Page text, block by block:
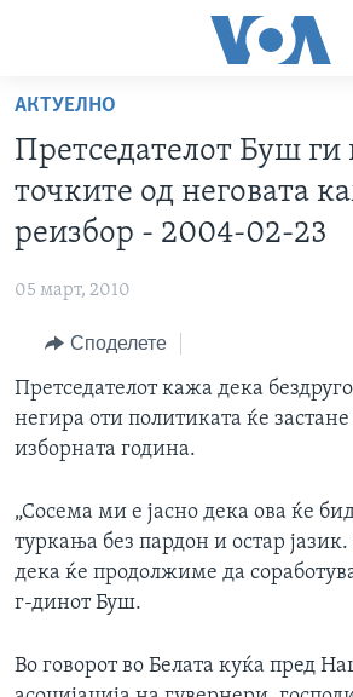
пристапност
Премини
на
главната
содржина
Премини
до
навигација
Пребарувај
РУБРИКИ
СВЕТ
ЕКОНОМИЈА
ПОЛИТИКА
ЗДРАВЈЕ
УМЕТНОСТ И ЗАБАВА
ИНТЕРВЈУА
ФОТОГАЛЕРИИ
АРХИВИРАНА ПРОГРАМА
NEWSFLASH - АРХИВА
ВЕСТИ ОД САД ВО МИНУТА - АРХИВА
ИЗБОРИ ВО САД 2020 - АРХИВА
ЗА НАС
Learning English
Јазици
АКТУЕЛНО
Претседателот Буш
точките од неговата
реизбор - 2004-02-23
05 март, 2010
Споделете
Претседателот кажа дека
негира оти политиката ќе
изборната година.
„Сосема ми е јасно дека ова ќе
туркања без пардон и остар
дека ќе продолжиме да
г-динот Буш.
Во говорот во Белата куќа пред